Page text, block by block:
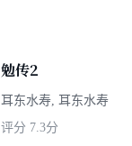
勉传2
耳东水寿, 耳东水寿
评分 7.3分